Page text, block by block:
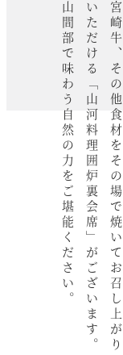
宮崎牛、その他食材をその場で焼いてお召し上がり
いただける「山河料理囲炉裏会席」がございます。
山間部で味わう自然の力をご堪能ください。